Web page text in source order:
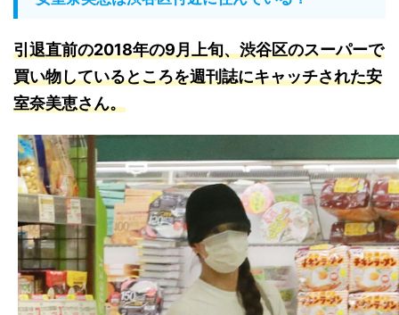
引退直前の2018年の9月上旬、渋谷区のスーパーで
買い物しているところを週刊誌にキャッチされた安
室奈美恵さん。